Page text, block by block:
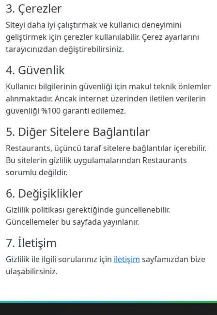
3. Çerezler
Siteyi daha iyi çalıştırmak ve kullanıcı deneyimini
geliştirmek için çerezler kullanılabilir. Çerez ayarlarını
tarayıcınızdan değiştirebilirsiniz.
4. Güvenlik
Kullanıcı bilgilerinin güvenliği için makul teknik önlemler
alınmaktadır. Ancak internet üzerinden iletilen verilerin
güvenliği %100 garanti edilemez.
5. Diğer Sitelere Bağlantılar
Restaurants, üçüncü taraf sitelere bağlantılar içerebilir.
Bu sitelerin gizlilik uygulamalarından Restaurants
sorumlu değildir.
6. Değişiklikler
Gizlilik politikası gerektiğinde güncellenebilir.
Güncellemeler bu sayfada yayınlanır.
7. İletişim
Gizlilik ile ilgili sorularınız için iletişim sayfamızdan bize
ulaşabilirsiniz.